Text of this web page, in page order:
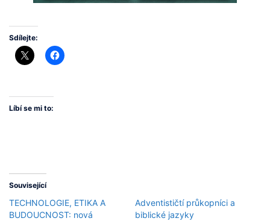
Sdílejte:
Líbí se mi to:
Související
TECHNOLOGIE, ETIKA A
BUDOUCNOST: nová
Adventističtí průkopníci a
biblické jazyky